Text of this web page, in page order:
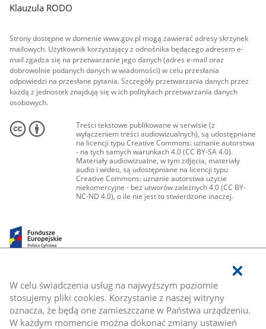
W celu świadczenia usług na najwyższym poziomie
stosujemy pliki cookies. Korzystanie z naszej witryny
oznacza, że będą one zamieszczane w Państwa urządzeniu.
W każdym momencie można dokonać zmiany ustawień
Klauzula RODO
Strony dostępne w domenie www.gov.pl mogą zawierać adresy skrzynek
mailowych. Użytkownik korzystający z odnośnika będącego adresem e-
mail zgadza się na przetwarzanie jego danych (adres e-mail oraz
dobrowolnie podanych danych w wiadomości) w celu przesłania
odpowiedzi na przesłane pytania. Szczegóły przetwarzania danych przez
każdą z jednostek znajdują się w ich politykach przetwarzania danych
osobowych.
Treści tekstowe publikowane w serwisie (z
wyłączeniem treści audiowizualnych), są udostępniane
na licencji typu Creative Commons: uznanie autorstwa
- na tych samych warunkach 4.0 (CC BY-SA 4.0).
Materiały audiowizualne, w tym zdjęcia, materiały
audio i wideo, są udostępniane na licencji typu
Creative Commons: uznanie autorstwa użycie
niekomercyjne - bez utworów zależnych 4.0 (CC BY-
NC-ND 4.0), o ile nie jest to stwierdzone inaczej.